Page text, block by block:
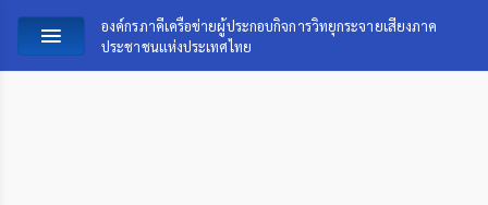
องค์กรภาคีเครือข่ายผู้ประกอบกิจการวิทยุกระจายเสียงภาค
ประชาชนแห่งประเทศไทย